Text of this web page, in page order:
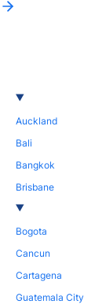
Auckland
Bali
Bangkok
Brisbane
Bogota
Cancun
Cartagena
Guatemala City